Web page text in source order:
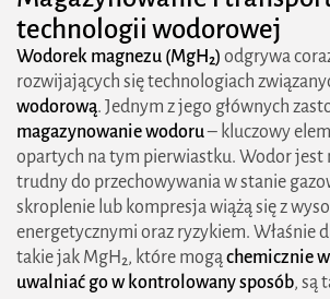
technologii wodorowej
Wodorek magnezu (MgH₂) odgrywa
rozwijających się technologiach
wodorową. Jednym z jego głównych
magazynowanie wodoru– kluczowy
opartych na tym pierwiastku. Wodor jest
trudny do przechowywania w stanie
skroplenie lub kompresja wiążą się z
energetycznymi oraz ryzykiem. Właśnie
takie jak MgH₂, które mogąchemicznie
uwalniać go w kontrolowany sposób, są